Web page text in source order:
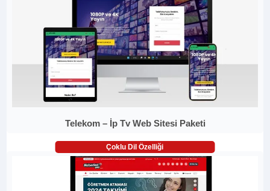
Telekom – İp Tv Web Sitesi Paketi
Çoklu Dil Özelliği